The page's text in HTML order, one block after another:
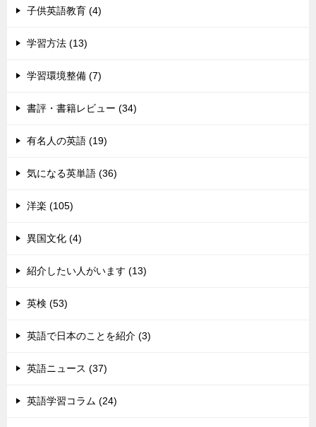
子供英語教育 (4)
学習方法 (13)
学習環境整備 (7)
書評・書籍レビュー (34)
有名人の英語 (19)
気になる英単語 (36)
洋楽 (105)
異国文化 (4)
紹介したい人がいます (13)
英検 (53)
英語で日本のことを紹介 (3)
英語ニュース (37)
英語学習コラム (24)